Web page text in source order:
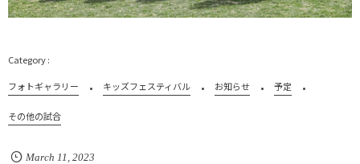
フォトギャラリー キッズフェスティバル お知らせ 予定
その他の試合
March 11 , 2023